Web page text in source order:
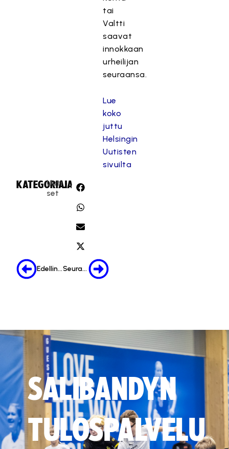
tai
Valtti
saavat
innokkaan
urheilijan
seuraansa.
Lue
koko
juttu
Helsingin
Uutisten
sivuilta
KATEGORIA:
Uuti
set
JAA:
Edellinen Seuraava
SALIBANDYN
TULOSPALVELU